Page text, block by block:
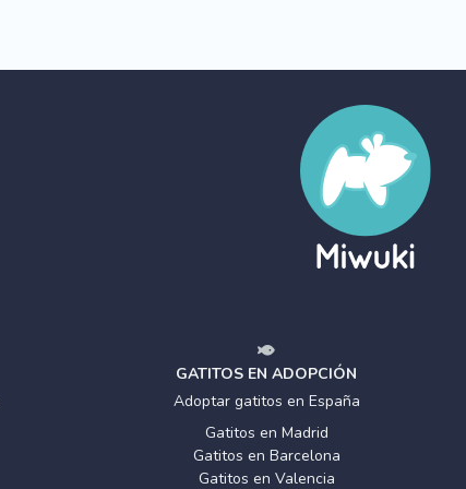
GATITOS EN ADOPCIÓN
Adoptar gatitos en España
Gatitos en Madrid
Gatitos en Barcelona
Gatitos en Valencia